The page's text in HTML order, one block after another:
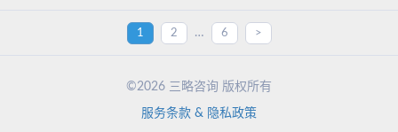
1 2 … 6 >
©2026 三略咨询 版权所有
服务条款 & 隐私政策